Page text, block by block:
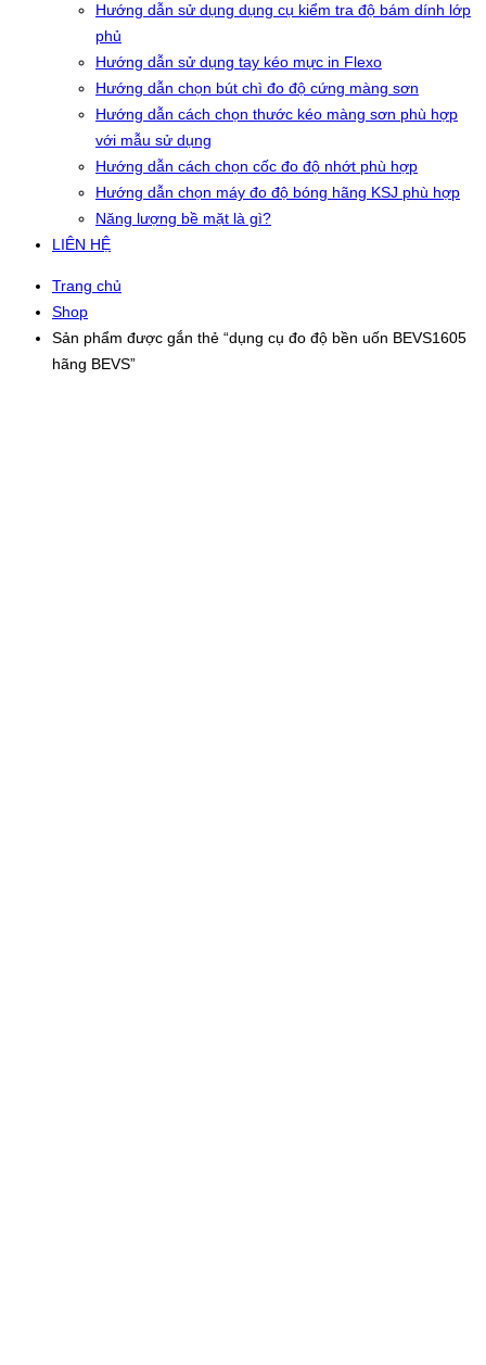
Hướng dẫn sử dụng dụng cụ kiểm tra độ bám dính lớp
phủ
Hướng dẫn sử dụng tay kéo mực in Flexo
Hướng dẫn chọn bút chì đo độ cứng màng sơn
Hướng dẫn cách chọn thước kéo màng sơn phù hợp
với mẫu sử dụng
Hướng dẫn cách chọn cốc đo độ nhớt phù hợp
Hướng dẫn chọn máy đo độ bóng hãng KSJ phù hợp
Năng lượng bề mặt là gì?
LIÊN HỆ
Trang chủ
Shop
Sản phẩm được gắn thẻ “dụng cụ đo độ bền uốn BEVS1605
hãng BEVS”